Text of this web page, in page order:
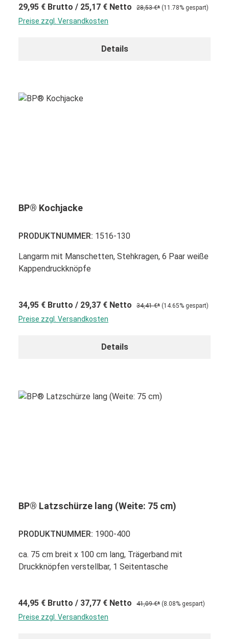
29,95 € Brutto / 25,17 € Netto 28,53 €* (11.78% gespart)
Preise zzgl. Versandkosten
Details
BP® Kochjacke
PRODUKTNUMMER: 1516-130
Langarm mit Manschetten, Stehkragen, 6 Paar weiße
Kappendruckknöpfe
34,95 € Brutto / 29,37 € Netto 34,41 €* (14.65% gespart)
Preise zzgl. Versandkosten
Details
BP® Latzschürze lang (Weite: 75 cm)
PRODUKTNUMMER: 1900-400
ca. 75 cm breit x 100 cm lang, Trägerband mit
Druckknöpfen verstellbar, 1 Seitentasche
44,95 € Brutto / 37,77 € Netto 41,09 €* (8.08% gespart)
Preise zzgl. Versandkosten